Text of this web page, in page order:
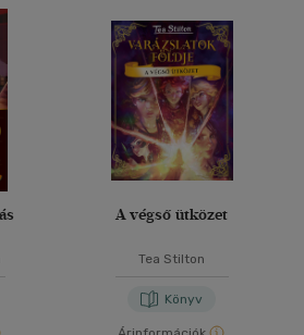
A végső ütközet
Tea Stilton
Könyv